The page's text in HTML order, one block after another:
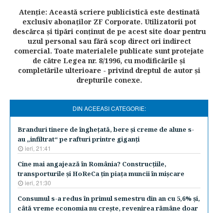
Atenţie: Această scriere publicistică este destinată
exclusiv abonaţilor ZF Corporate. Utilizatorii pot
descărca şi tipări conţinut de pe acest site doar pentru
uzul personal sau fără scop direct ori indirect
comercial. Toate materialele publicate sunt protejate
de către Legea nr. 8/1996, cu modificările şi
completările ulterioare - privind dreptul de autor şi
drepturile conexe.
DIN ACEEASI CATEGORIE:
Branduri tinere de îngheţată, bere şi creme de alune s-
au „infiltrat“ pe rafturi printre giganţi
ieri, 21:41
Cine mai angajează în România? Construcţiile,
transporturile şi HoReCa ţin piaţa muncii în mişcare
ieri, 21:30
Consumul s-a redus în primul semestru din an cu 5,6% şi,
câtă vreme economia nu creşte, revenirea rămâne doar